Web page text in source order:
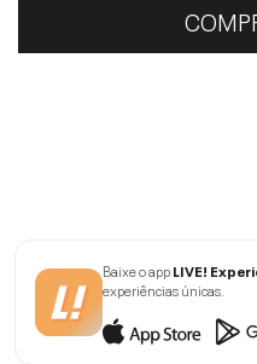
Baixe o appLIVE!
experiências únicas.